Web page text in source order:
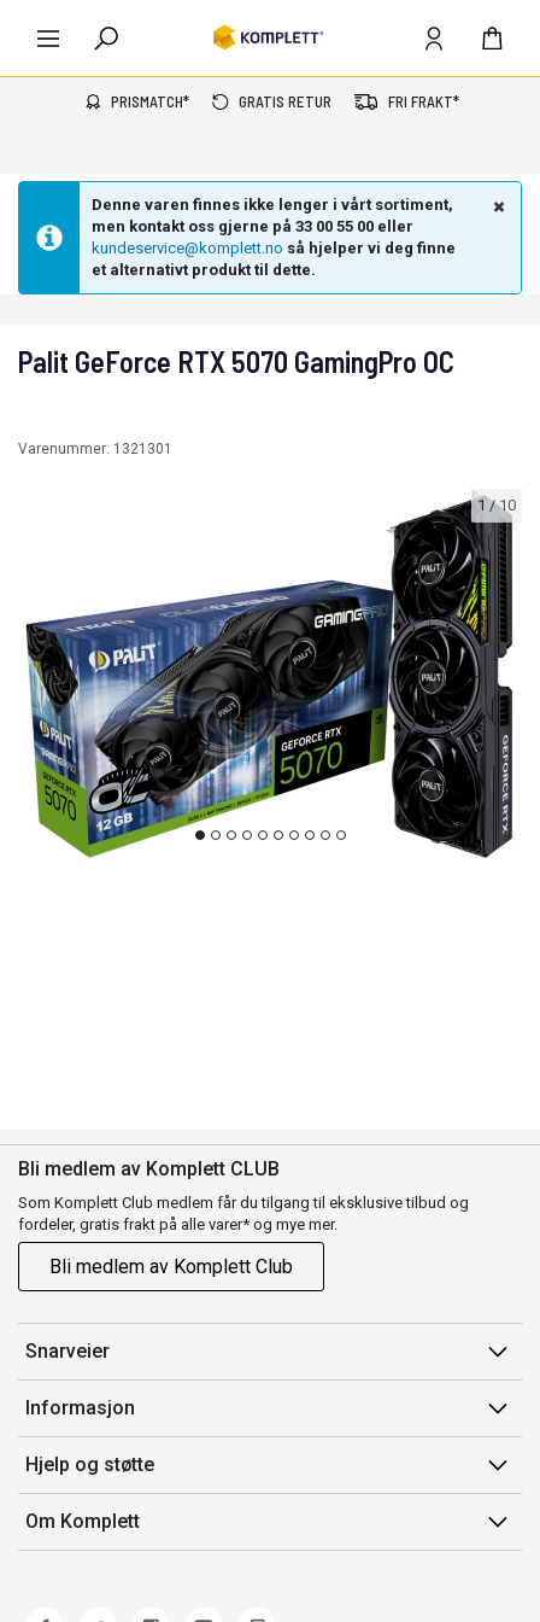
PRISMATCH* GRATIS RETUR FRI FRAKT*
Denne varen finnes ikke lenger i vårt sortiment,
men kontakt oss gjerne på 33 00 55 00 eller
kundeservice@komplett.no så hjelper vi deg finne
et alternativt produkt til dette.
1 /10
Palit GeForce RTX 5070 GamingPro OC
Varenummer: 1321301
Bli medlem av Komplett CLUB
Som Komplett Club medlem får du tilgang til eksklusive tilbud og
fordeler, gratis frakt på alle varer* og mye mer.
Bli medlem av Komplett Club
Snarveier
Min side
Ordreoversikt
Flex
Komplett Club
Informasjon
Salgsbetingelser
Medlemsvilkår for Komplett Club
Merker/produsent
Hjelp og støtte
Kontakt oss
Kundeservice
Om Komplett